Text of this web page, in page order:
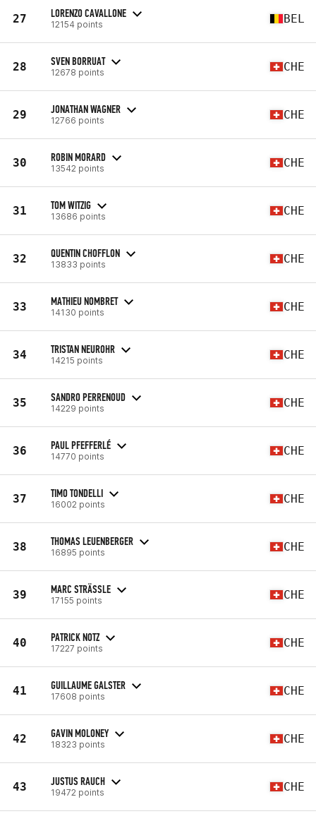
27 LORENZO CAVALLONE
12154 points BEL
28 SVEN BORRUAT
12678 points CHE
29 JONATHAN WAGNER
12766 points CHE
30 ROBIN MORARD
13542 points CHE
31 TOM WITZIG
13686 points CHE
32 QUENTIN CHOFFLON
13833 points CHE
33 MATHIEU NOMBRET
14130 points CHE
34 TRISTAN NEUROHR
14215 points CHE
35 SANDRO PERRENOUD
14229 points CHE
36 PAUL PFEFFERLÉ
14770 points CHE
37 TIMO TONDELLI
16002 points CHE
38 THOMAS LEUENBERGER
16895 points CHE
39 MARC STRÄSSLE
17155 points CHE
40 PATRICK NOTZ
17227 points CHE
41 GUILLAUME GALSTER
17608 points CHE
42 GAVIN MOLONEY
18323 points CHE
43 JUSTUS RAUCH
19472 points CHE